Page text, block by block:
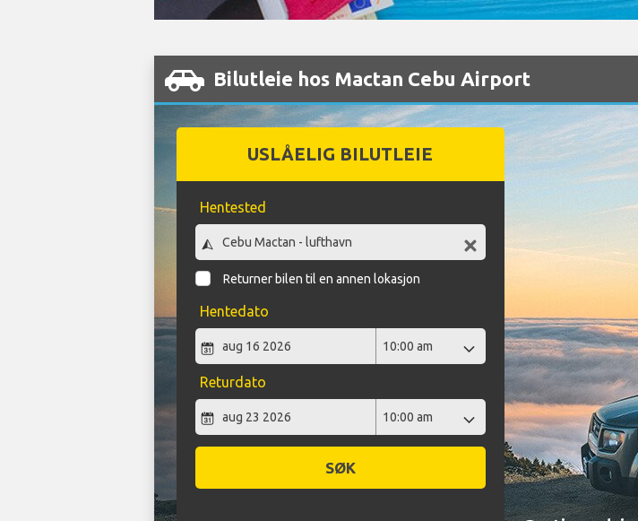
Bilutleie hos Mactan Cebu Airport
USLÅELIG BILUTLEIE
Hentested
Returner bilen til en annen lokasjon
Hentedato
Returdato
SØK